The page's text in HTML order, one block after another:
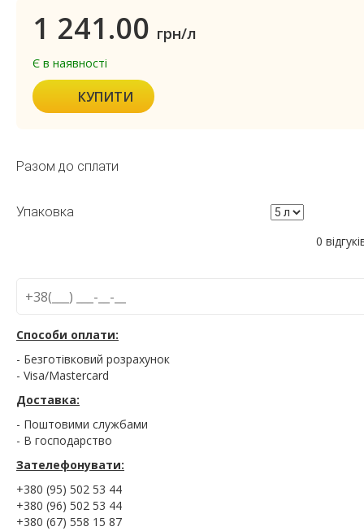
1 241.00 грн/л
Є в наявності
КУПИТИ
Разом до сплати
Упаковка
0
Способи оплати:
- Безготівковий розрахунок
- Visa/Mastercard
Доставка:
- Поштовими службами
- В господарство
Зателефонувати:
+380 (95) 502 53 44
+380 (96) 502 53 44
+380 (67) 558 15 87